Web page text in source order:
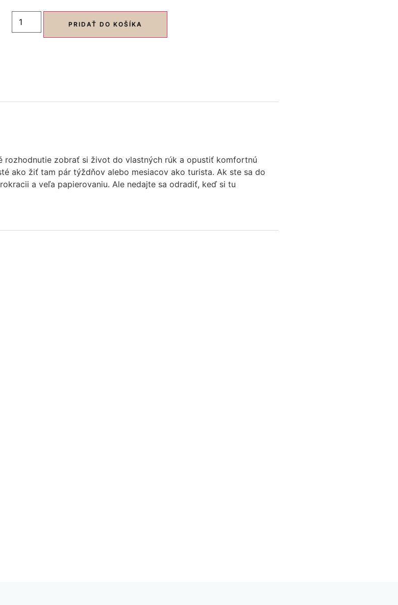
PRIDAŤ DO KOŠÍKA
rozhodnutie zobrať si život do vlastných rúk a opustiť komfortnú
ako žiť tam pár týždňov alebo mesiacov ako turista. Ak ste sa do
a veľa papierovaniu. Ale nedajte sa odradiť, keď si tu